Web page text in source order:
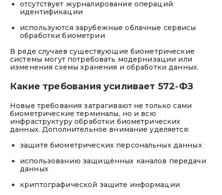
отсутствует журналирование операций
идентификации
используются зарубежные облачные сервисы
обработки биометрии
В ряде случаев существующие биометрические
системы могут потребовать модернизации или
изменения схемы хранения и обработки данных.
Какие требования усиливает 572-ФЗ
Новые требования затрагивают не только сами
биометрические терминалы, но и всю
инфраструктуру обработки биометрических
данных. Дополнительное внимание уделяется:
защите биометрических персональных данных
использованию защищённых каналов передачи
данных
криптографической защите информации